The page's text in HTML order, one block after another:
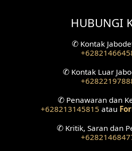
Desain Interior Villa
Desain Plafon
Desain Ruang Tunggu
Desain Ruang
HUBUNGI
✆Kontak
✆Kontak Luar
✆ Penawaran dan
+628213145815 atau
✆ Kritik, Saran dan